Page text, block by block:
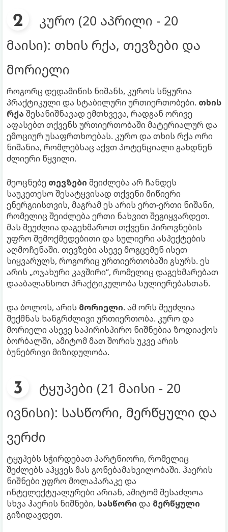
კურო (20 აპრილი - 20
მაისი): თხის რქა, თევზები და
მორიელი
როგორც დედამიწის ნიშანს, კუროს სწყურია
პრაქტიკული და სტაბილური ურთიერთობები. თხის
რქა შესანიშნავად ემთხვევა, რადგან ორივე
აფასებთ თქვენს ურთიერთობაში მატერიალურ და
ემოციურ უსაფრთხოებას. კურო და თხის რქა ორი
ნიშანია, რომლებსაც აქვთ პოტენციალი გახდნენ
ძლიერი წყვილი.
მეოცნებე თევზები შეიძლება არ ჩანდეს
საუკეთესო შესატყვისად თქვენი მიწიერი
ენერგიისთვის, მაგრამ ეს არის ერთ-ერთი ნიშანი,
რომელიც შეიძლება ერთი ნახვით შეგიყვარდეთ.
მას შეუძლია დაგეხმაროთ თქვენი პიროვნების
უფრო შემოქმედებითი და სულიერი ასპექტების
აღმოჩენაში. თევზები ასევე მოგცემენ ისეთ
სიყვარულს, როგორიც ურთიერთობაში გსურს. ეს
არის „ოჯახური კავშირი“, რომელიც დაგეხმარებათ
დააბალანსოთ პრაქტიკულობა სულიერებასთან.
და ბოლოს, არის მორიელი. ამ ორს შეუძლია
შექმნას ხანგრძლივი ურთიერთობა. კურო და
მორიელი ასევე საპირისპირო ნიშნებია ზოდიაქოს
ბორბალში, ამიტომ მათ შორის უკვე არის
ბუნებრივი მიზიდულობა.
ტყუპები (21 მაისი - 20
ივნისი): სასწორი, მერწყული და
ვერძი
ტყუპებს სჭირდებათ პარტნიორი, რომელიც
შეძლებს აჰყვეს მას გონებამახვილობაში. ჰაერის
ნიშნები უფრო მოლაპარაკე და
ინტელექტუალურები არიან, ამიტომ შესაძლოა
სხვა ჰაერის ნიშნები, სასწორი და მერწყული
გიზიდავდეთ.